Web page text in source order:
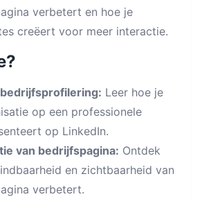
verbetert en hoe je
creëert voor meer interactie.
Leer hoe je
op een professionele
op LinkedIn.
van bedrijfspagina: Ontdek
en zichtbaarheid van
verbetert.